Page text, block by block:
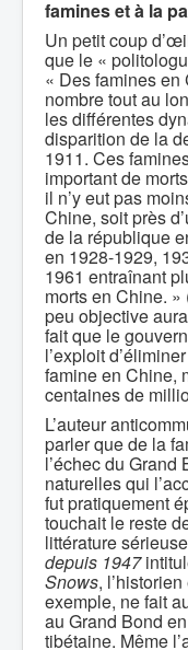
famines et à la
Un petit coup
que le «
« Des famines en
nombre tout au
les différentes
disparition de la
1911. Ces
important de
il n’y eut pas
Chine, soit près
de la république
en 1928-1929,
1961 entraînant
morts en Chine.
peu objective
fait que le
l’exploit
famine en Chine,
centaines de
L’auteur
parler que de la
l’échec du
naturelles qui
fut pratiquement
touchait le reste
littérature
depuis 1947
Snows,
exemple, ne fait
au Grand Bond
tibétaine. Même